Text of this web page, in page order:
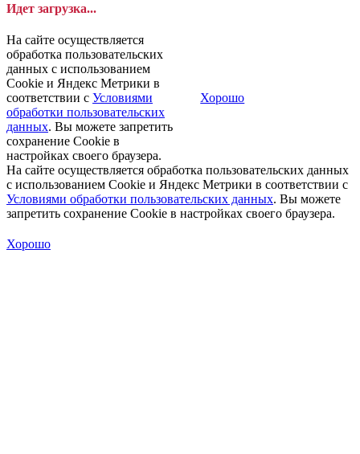
Идет загрузка...
На сайте осуществляется
обработка пользовательских
данных с использованием
Cookie и Яндекс Метрики в
соответствии с Условиями
обработки пользовательских
данных. Вы можете запретить
сохранение Cookie в
настройках своего браузера.
Хорошо
На сайте осуществляется обработка пользовательских данных
с использованием Cookie и Яндекс Метрики в соответствии с
Условиями обработки пользовательских данных. Вы можете
запретить сохранение Cookie в настройках своего браузера.
Хорошо